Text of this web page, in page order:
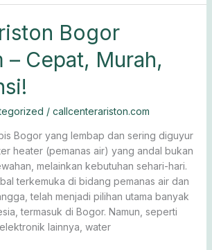
Bogor
– Cepat, Murah,
/ callcenterariston.com
Bogor yang lembap dan sering diguyur
heater (pemanas air) yang andal bukan
melainkan kebutuhan sehari-hari.
terkemuka di bidang pemanas air dan
telah menjadi pilihan utama banyak
termasuk di Bogor. Namun, seperti
lainnya, water